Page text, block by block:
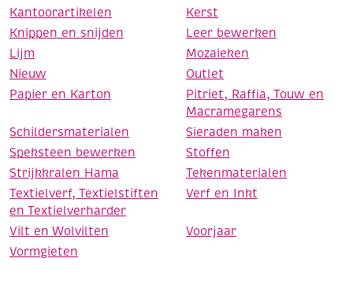
Kantoorartikelen
Kerst
Knippen en snijden
Leer bewerken
Lijm
Mozaieken
Nieuw
Outlet
Papier en Karton
Pitriet, Raffia, Touw en
Macramegarens
Schildersmaterialen
Sieraden maken
Speksteen bewerken
Stoffen
Strijkkralen Hama
Tekenmaterialen
Textielverf, Textielstiften
en Textielverharder
Verf en Inkt
Vilt en Wolvilten
Voorjaar
Vormgieten